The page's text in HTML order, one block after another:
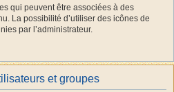
qui peuvent être associées à des
La possibilité d’utiliser des icônes de
par l’administrateur.
et groupes